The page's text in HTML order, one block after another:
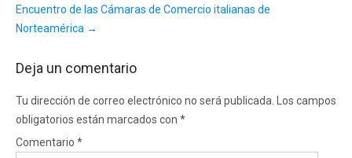
Encuentro de las Cámaras de Comercio italianas de
Norteamérica →
Deja un comentario
Tu dirección de correo electrónico no será publicada.
Los campos
obligatorios están marcados con *
Comentario *